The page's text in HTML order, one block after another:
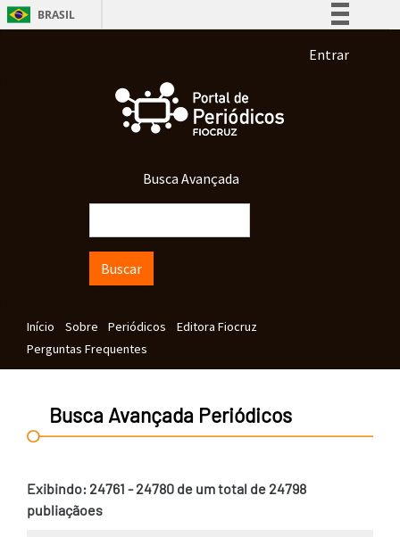
Pular para o conteúdo principal
BRASIL
Participe
Acesso à informação
Menu de
Entrar
Busca Avançada
Navegação principal
Início Sobre Periódicos
Editora Fiocruz
Perguntas Frequentes
Busca Avançada Periódicos
Exibindo: 24761 - 24780 de um total de 24798
publiaçãoes